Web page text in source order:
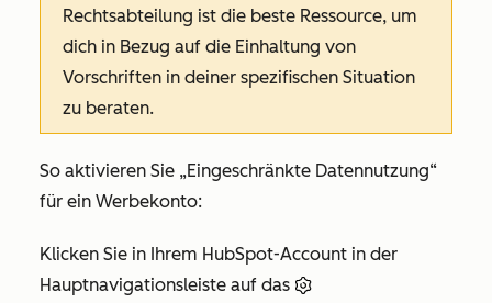
Rechtsabteilung ist die beste Ressource, um
dich in Bezug auf die Einhaltung von
Vorschriften in deiner spezifischen Situation
zu beraten.
So aktivieren Sie „Eingeschränkte Datennutzung“
für ein Werbekonto:
Klicken Sie in Ihrem HubSpot-Account in der
Hauptnavigationsleiste auf das